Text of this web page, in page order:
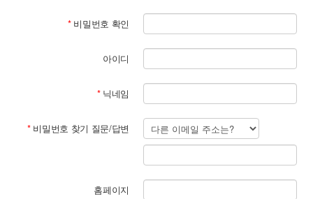
*비밀번호 확인
아이디
*닉네임
*비밀번호 찾기 질문/답변
홈페이지